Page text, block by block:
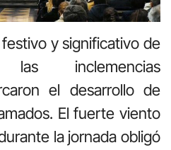
y significativo de
inclemencias
el desarrollo de
El fuerte viento
la jornada obligó